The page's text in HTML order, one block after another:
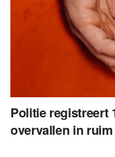
Politie registreert
overvallen in